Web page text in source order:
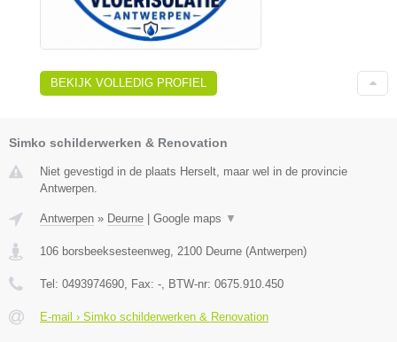
BEKIJK VOLLEDIG PROFIEL
Simko schilderwerken & Renovation
Niet gevestigd in de plaats Herselt, maar wel in de provincie
Antwerpen.
Antwerpen » Deurne Google maps ▼
106 borsbeeksesteenweg, 2100 Deurne (Antwerpen)
Tel: 0493974690, Fax: -, BTW-nr: 0675.910.450
E-mail › Simko schilderwerken & Renovation